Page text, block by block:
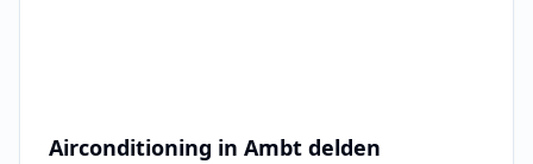
Airconditioning in Ambt delden